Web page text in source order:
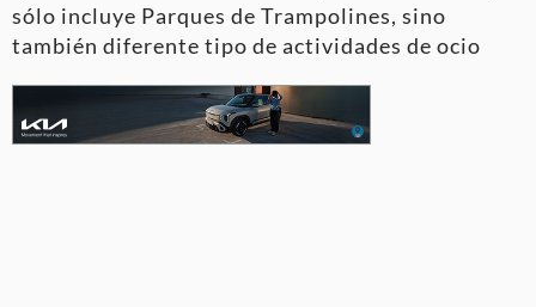
sólo incluye Parques de Trampolines, sino
también diferente tipo de actividades de ocio